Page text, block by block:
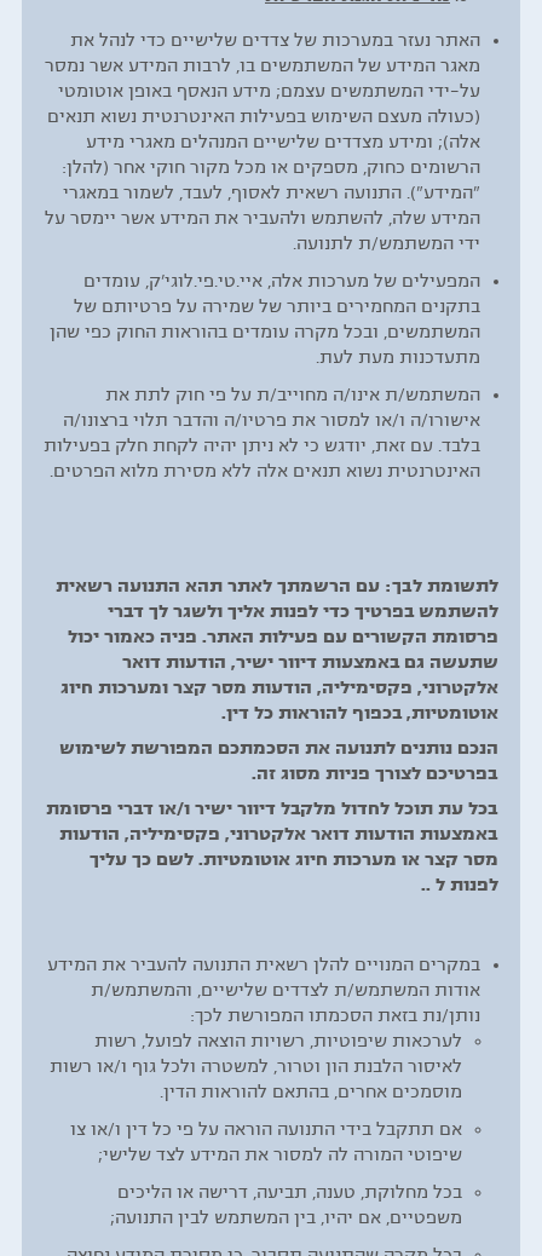
האתר נעזר במערכות של צדדים שלישיים כדי לנהל את
מאגר המידע של המשתמשים בו, לרבות המידע אשר נמסר
על-ידי המשתמשים עצמם; מידע הנאסף באופן אוטומטי
(כעולה מעצם השימוש בפעילות האינטרנטית נשוא תנאים
אלה); ומידע מצדדים שלישיים המנהלים מאגרי מידע
הרשומים כחוק, מספקים או מכל מקור חוקי אחר (להלן:
"המידע"). התנועה רשאית לאסוף, לעבד, לשמור במאגרי
המידע שלה, להשתמש ולהעביר את המידע אשר יימסר על
ידי המשתמש/ת לתנועה.
המפעילים של מערכות אלה, איי.טי.פי.לוגי'ק, עומדים
בתקנים המחמירים ביותר של שמירה על פרטיותם של
המשתמשים, ובכל מקרה עומדים בהוראות החוק כפי שהן
מתעדכנות מעת לעת.
המשתמש/ת אינו/ה מחוייב/ת על פי חוק לתת את
אישורו/ה ו/או למסור את פרטיו/ה והדבר תלוי ברצונו/ה
בלבד. עם זאת, יודגש כי לא ניתן יהיה לקחת חלק בפעילות
האינטרנטית נשוא תנאים אלה ללא מסירת מלוא הפרטים.
לתשומת לבך: עם הרשמתך לאתר תהא התנועה רשאית
להשתמש בפרטיך כדי לפנות אליך ולשגר לך דברי
פרסומת הקשורים עם פעילות האתר. פניה כאמור יכול
שתעשה גם באמצעות דיוור ישיר, הודעות דואר
אלקטרוני, פקסימיליה, הודעות מסר קצר ומערכות חיוג
אוטומטיות, בכפוף להוראות כל דין.
הנכם נותנים לתנועה את הסכמתכם המפורשת לשימוש
בפרטיכם לצורך פניות מסוג זה.
בכל עת תוכל לחדול מלקבל דיוור ישיר ו/או דברי פרסומת
באמצעות הודעות דואר אלקטרוני, פקסימיליה, הודעות
מסר קצר או מערכות חיוג אוטומטיות. לשם כך עליך
לפנות ל ..
במקרים המנויים להלן רשאית התנועה להעביר את המידע
אודות המשתמש/ת לצדדים שלישיים, והמשתמש/ת
נותן/נת בזאת הסכמתו המפורשת לכך:
לערכאות שיפוטיות, רשויות הוצאה לפועל, רשות
לאיסור הלבנת הון וטרור, למשטרה ולכל גוף ו/או רשות
מוסמכים אחרים, בהתאם להוראות הדין.
אם תתקבל בידי התנועה הוראה על פי כל דין ו/או צו
שיפוטי המורה לה למסור את המידע לצד שלישי;
בכל מחלוקת, טענה, תביעה, דרישה או הליכים
משפטיים, אם יהיו, בין המשתמש לבין התנועה;